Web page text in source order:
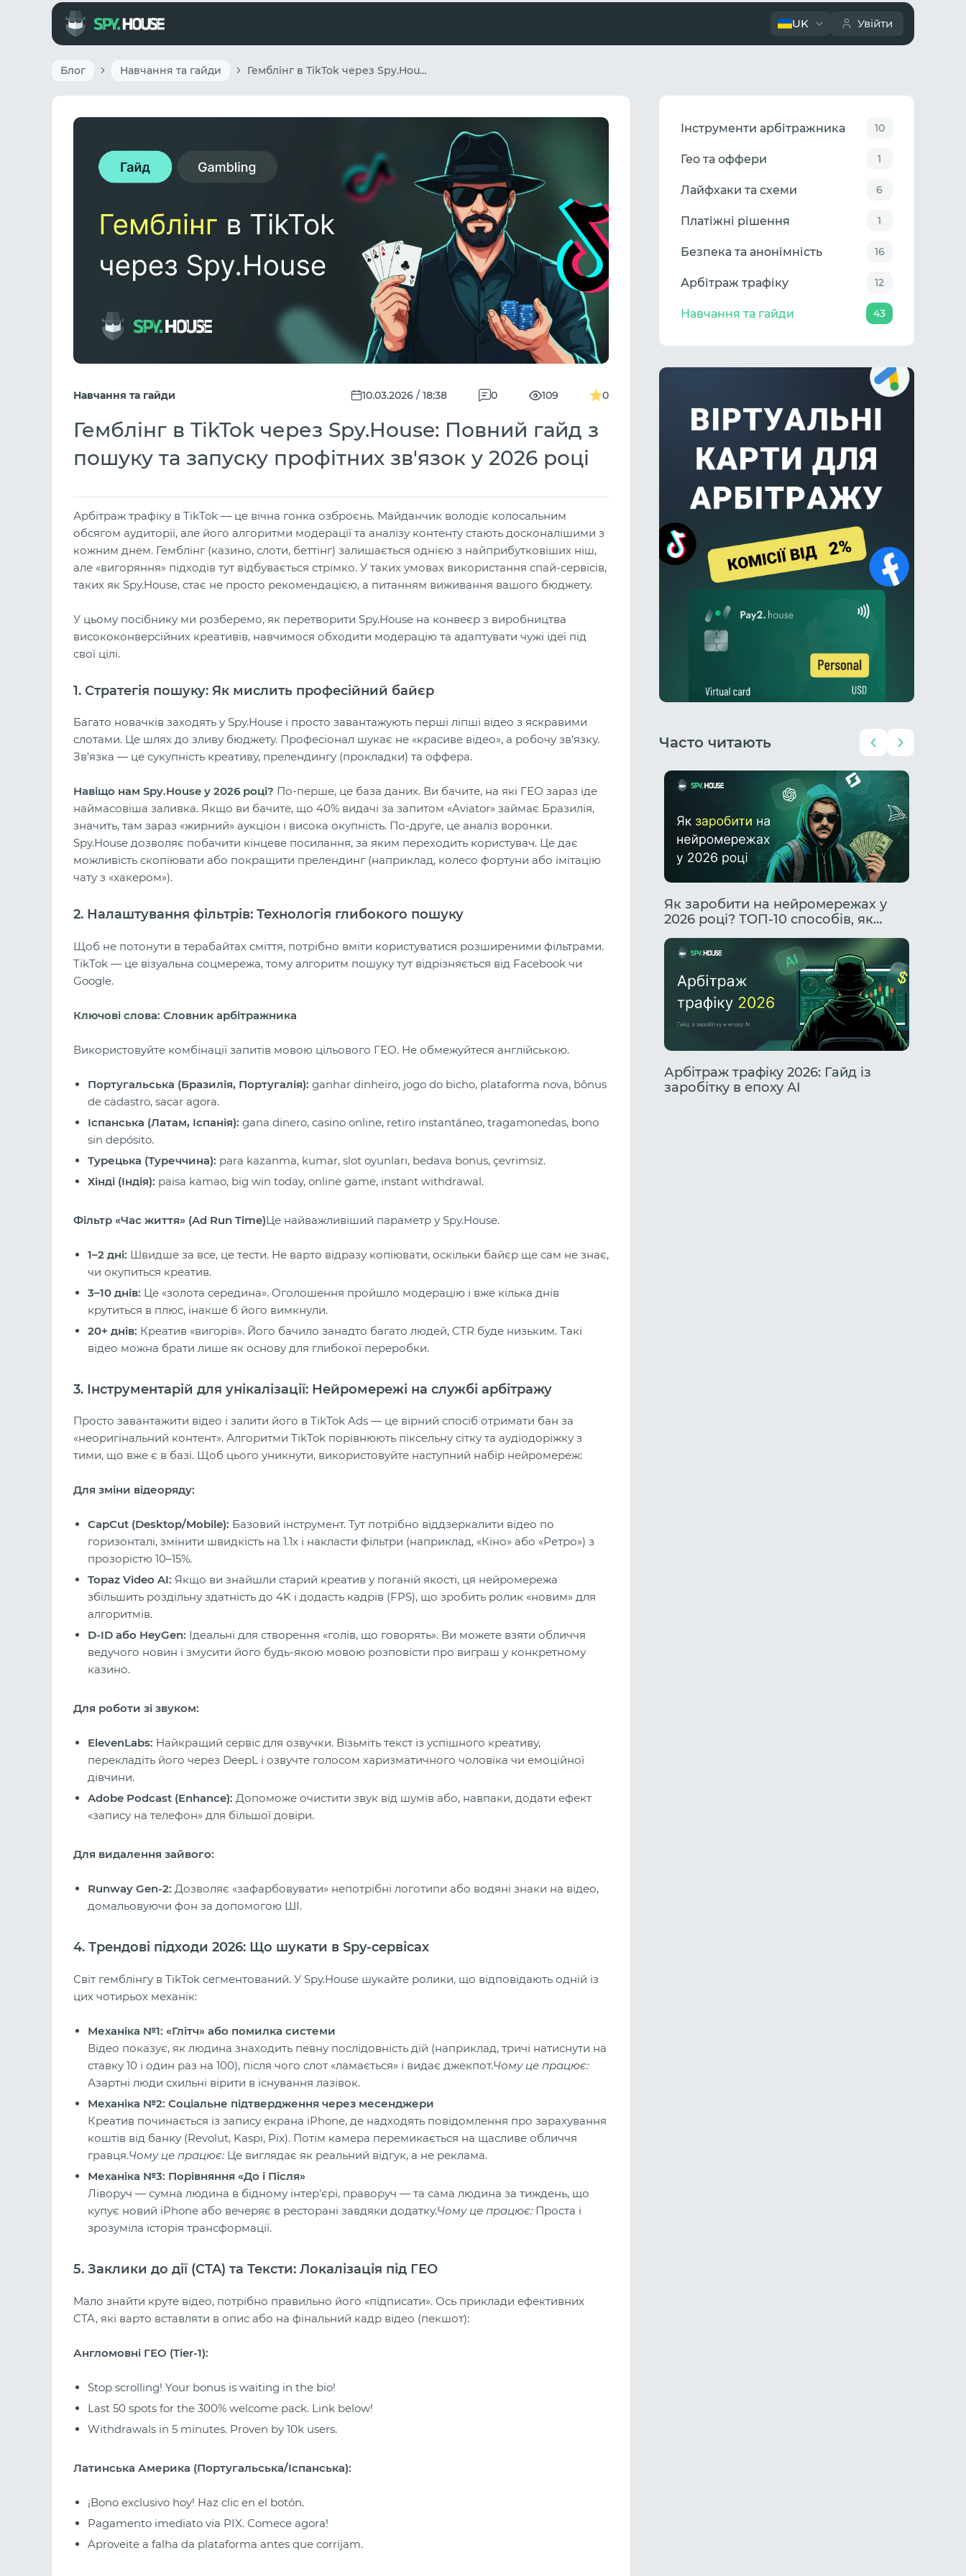
UK Увійти
Блог Навчання та гайди Гемблінг в TikTok через Spy.House: Повний гайд з пошуку та запуску профітних зв'язок у 2026 році
Навчання та гайди 10.03.2026 / 18:38 0 109 0
Гемблінг в TikTok через Spy.House: Повний гайд з
пошуку та запуску профітних зв'язок у 2026 році
Арбітраж трафіку в TikTok — це вічна гонка озброєнь. Майданчик володіє колосальним
обсягом аудиторії, але його алгоритми модерації та аналізу контенту стають досконалішими з
кожним днем. Гемблінг (казино, слоти, беттінг) залишається однією з найприбутковіших ніш,
але «вигоряння» підходів тут відбувається стрімко. У таких умовах використання спай-сервісів,
таких як Spy.House, стає не просто рекомендацією, а питанням виживання вашого бюджету.
У цьому посібнику ми розберемо, як перетворити Spy.House на конвеєр з виробництва
висококонверсійних креативів, навчимося обходити модерацію та адаптувати чужі ідеї під
свої цілі.
1. Стратегія пошуку: Як мислить професійний байєр
Багато новачків заходять у Spy.House і просто завантажують перші ліпші відео з яскравими
слотами. Це шлях до зливу бюджету. Професіонал шукає не «красиве відео», а робочу зв'язку.
Зв'язка — це сукупність креативу, прелендингу (прокладки) та оффера.
Навіщо нам Spy.House у 2026 році? По-перше, це база даних. Ви бачите, на які ГЕО зараз іде
наймасовіша заливка. Якщо ви бачите, що 40% видачі за запитом «Aviator» займає Бразилія,
значить, там зараз «жирний» аукціон і висока окупність. По-друге, це аналіз воронки.
Spy.House дозволяє побачити кінцеве посилання, за яким переходить користувач. Це дає
можливість скопіювати або покращити прелендинг (наприклад, колесо фортуни або імітацію
чату з «хакером»).
2. Налаштування фільтрів: Технологія глибокого пошуку
Щоб не потонути в терабайтах сміття, потрібно вміти користуватися розширеними фільтрами.
TikTok — це візуальна соцмережа, тому алгоритм пошуку тут відрізняється від Facebook чи
Google.
Ключові слова: Словник арбітражника
Використовуйте комбінації запитів мовою цільового ГЕО. Не обмежуйтеся англійською.
Португальська (Бразилія, Португалія): ganhar dinheiro, jogo do bicho, plataforma nova, bônus
de cadastro, sacar agora.
Іспанська (Латам, Іспанія): gana dinero, casino online, retiro instantáneo, tragamonedas, bono
sin depósito.
Турецька (Туреччина): para kazanma, kumar, slot oyunları, bedava bonus, çevrimsiz.
Хінді (Індія): paisa kamao, big win today, online game, instant withdrawal.
Фільтр «Час життя» (Ad Run Time)Це найважливіший параметр у Spy.House.
1–2 дні: Швидше за все, це тести. Не варто відразу копіювати, оскільки байєр ще сам не знає,
чи окупиться креатив.
3–10 днів: Це «золота середина». Оголошення пройшло модерацію і вже кілька днів
крутиться в плюс, інакше б його вимкнули.
20+ днів: Креатив «вигорів». Його бачило занадто багато людей, CTR буде низьким. Такі
відео можна брати лише як основу для глибокої переробки.
3. Інструментарій для унікалізації: Нейромережі на службі арбітражу
Просто завантажити відео і залити його в TikTok Ads — це вірний спосіб отримати бан за
«неоригінальний контент». Алгоритми TikTok порівнюють піксельну сітку та аудіодоріжку з
тими, що вже є в базі. Щоб цього уникнути, використовуйте наступний набір нейромереж:
Для зміни відеоряду:
CapCut (Desktop/Mobile): Базовий інструмент. Тут потрібно віддзеркалити відео по
горизонталі, змінити швидкість на 1.1x і накласти фільтри (наприклад, «Кіно» або «Ретро») з
прозорістю 10–15%.
Topaz Video AI: Якщо ви знайшли старий креатив у поганій якості, ця нейромережа
збільшить роздільну здатність до 4K і додасть кадрів (FPS), що зробить ролик «новим» для
алгоритмів.
D-ID або HeyGen: Ідеальні для створення «голів, що говорять». Ви можете взяти обличчя
ведучого новин і змусити його будь-якою мовою розповісти про виграш у конкретному
казино.
Для роботи зі звуком:
ElevenLabs: Найкращий сервіс для озвучки. Візьміть текст із успішного креативу,
перекладіть його через DeepL і озвучте голосом харизматичного чоловіка чи емоційної
дівчини.
Adobe Podcast (Enhance): Допоможе очистити звук від шумів або, навпаки, додати ефект
«запису на телефон» для більшої довіри.
Для видалення зайвого:
Runway Gen-2: Дозволяє «зафарбовувати» непотрібні логотипи або водяні знаки на відео,
домальовуючи фон за допомогою ШІ.
4. Трендові підходи 2026: Що шукати в Spy-сервісах
Світ гемблінгу в TikTok сегментований. У Spy.House шукайте ролики, що відповідають одній із
цих чотирьох механік:
Механіка №1: «Глітч» або помилка системи
Відео показує, як людина знаходить певну послідовність дій (наприклад, тричі натиснути на
ставку 10 і один раз на 100), після чого слот «ламається» і видає джекпот.Чому це працює:
Азартні люди схильні вірити в існування лазівок.
Механіка №2: Соціальне підтвердження через месенджери
Креатив починається із запису екрана iPhone, де надходять повідомлення про зарахування
коштів від банку (Revolut, Kaspi, Pix). Потім камера перемикається на щасливе обличчя
гравця.Чому це працює: Це виглядає як реальний відгук, а не реклама.
Механіка №3: Порівняння «До і Після»
Ліворуч — сумна людина в бідному інтер'єрі, праворуч — та сама людина за тиждень, що
купує новий iPhone або вечеряє в ресторані завдяки додатку.Чому це працює: Проста і
зрозуміла історія трансформації.
5. Заклики до дії (CTA) та Тексти: Локалізація під ГЕО
Мало знайти круте відео, потрібно правильно його «підписати». Ось приклади ефективних
CTA, які варто вставляти в опис або на фінальний кадр відео (пекшот):
Англомовні ГЕО (Tier-1):
Stop scrolling! Your bonus is waiting in the bio!
Last 50 spots for the 300% welcome pack. Link below!
Withdrawals in 5 minutes. Proven by 10k users.
Латинська Америка (Португальська/Іспанська):
¡Bono exclusivo hoy! Haz clic en el botón.
Pagamento imediato via PIX. Comece agora!
Aproveite a falha da plataforma antes que corrijam.
Інструменти арбітражника 10
Гео та оффери 1
Лайфхаки та схеми 6
Платіжні рішення 1
Безпека та анонімність 16
Арбітраж трафіку 12
Навчання та гайди 43
Часто читають
живий ринок і скільки можна
Як заробити на нейромережах у
2026 році? ТОП-10 способів, як
заробити за допомогою ІІ.
Арбітраж трафіку 2026: Гайд із
заробітку в епоху AI